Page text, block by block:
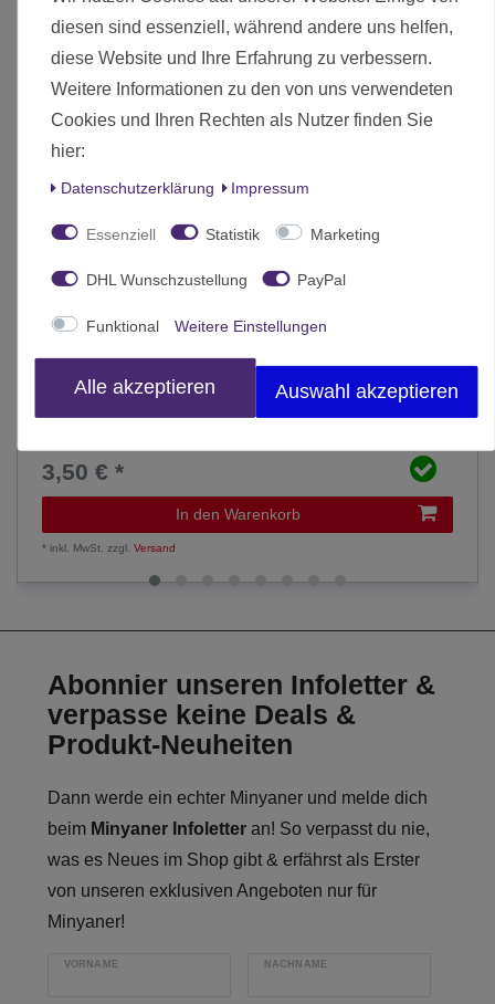
3,50 € *
In den Warenkorb
*inkl. MwSt. zzgl.Versand
Abonnier unseren Infoletter &
verpasse keine Deals &
Produkt-Neuheiten
Dann werde ein echter Minyaner und melde dich
beim Minyaner Infoletter an! So verpasst du nie,
was es Neues im Shop gibt & erfährst als Erster
von unseren exklusiven Angeboten nur für
Minyaner!
VORNAME NACHNAME
diesen sind essenziell, während andere uns helfen,
diese Website und Ihre Erfahrung zu verbessern.
Weitere Informationen zu den von uns verwendeten
Cookies und Ihren Rechten als Nutzer finden Sie
hier:
Daten­schutz­erklärung Impressum
Essenziell Statistik Marketing
DHL Wunschzustellung PayPal
Funktional Weitere Einstellungen
Alle akzeptieren Auswahl akzeptieren